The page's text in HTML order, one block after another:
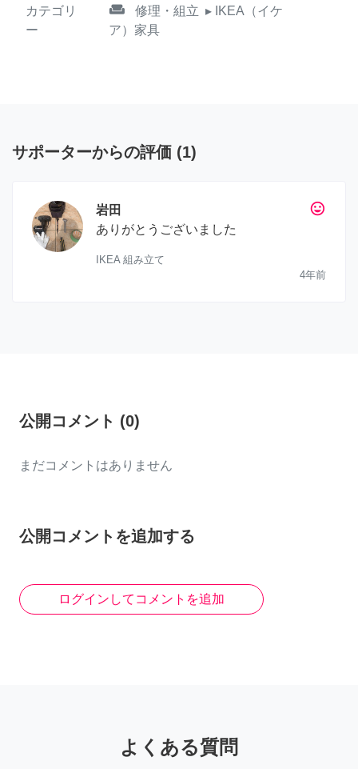
カテゴリ
ー
weekend 修理・組立 ▸ IKEA（イケ
ア）家具
サポーターからの評価 (1)
tag_faces
岩田
ありがとうございました
IKEA 組み立て
4年前
公開コメント (0)
まだコメントはありません
公開コメントを追加する
ログインしてコメントを追加
よくある質問